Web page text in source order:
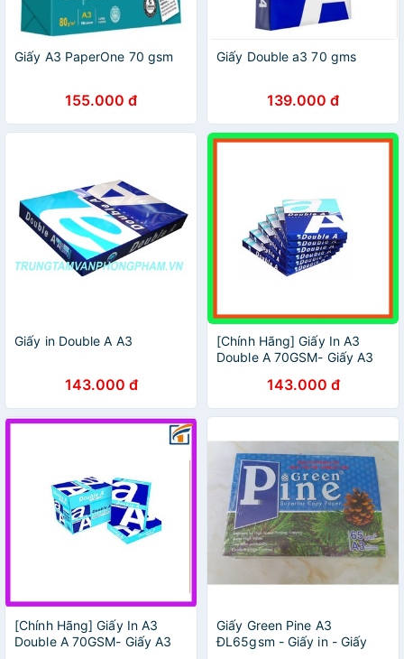
Giấy A3 PaperOne 70 gsm
155.000 đ
Giấy Double a3 70 gms
139.000 đ
Giấy in Double A A3
143.000 đ
[Chính Hãng] Giấy In A3
Double A 70GSM- Giấy A3
143.000 đ
[Chính Hãng] Giấy In A3
Double A 70GSM- Giấy A3
Giấy Green Pine A3
ĐL65gsm - Giấy in - Giấy